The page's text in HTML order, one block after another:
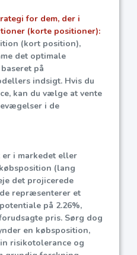
for dem, der i
(korte positioner):
(kort position),
det optimale
på
indsigt. Hvis du
kan du vælge at vente
i de
i markedet eller
(lang
det projicerede
repræsenterer et
på 2.26%,
pris. Sørg dog
en købsposition,
risikotolerance og